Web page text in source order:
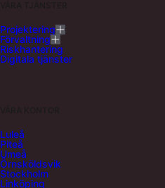
Projektering
Förvaltning
Riskhantering
Digitala tjänster
Luleå
Piteå
Umeå
Örnsköldsvik
Stockholm
Linköping